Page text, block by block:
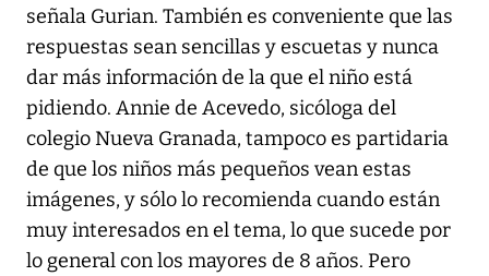
señala Gurian. También es conveniente que las
respuestas sean sencillas y escuetas y nunca
dar más información de la que el niño está
pidiendo. Annie de Acevedo, sicóloga del
colegio Nueva Granada, tampoco es partidaria
de que los niños más pequeños vean estas
imágenes, y sólo lo recomienda cuando están
muy interesados en el tema, lo que sucede por
lo general con los mayores de 8 años. Pero